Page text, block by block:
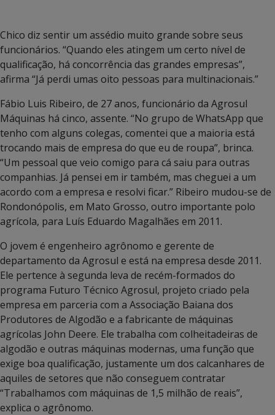
Chico diz sentir um assédio muito grande sobre seus
funcionários. “Quando eles atingem um certo nível de
qualificação, há concorrência das grandes empresas”,
afirma “Já perdi umas oito pessoas para multinacionais.”
Fábio Luis Ribeiro, de 27 anos, funcionário da Agrosul
Máquinas há cinco, assente. “No grupo de WhatsApp que
tenho com alguns colegas, comentei que a maioria está
trocando mais de empresa do que eu de roupa”, brinca.
“Um pessoal que veio comigo para cá saiu para outras
companhias. Já pensei em ir também, mas cheguei a um
acordo com a empresa e resolvi ficar.” Ribeiro mudou-se de
Rondonópolis, em Mato Grosso, outro importante polo
agrícola, para Luís Eduardo Magalhães em 2011.
O jovem é engenheiro agrônomo e gerente de
departamento da Agrosul e está na empresa desde 2011.
Ele pertence à segunda leva de recém-formados do
programa Futuro Técnico Agrosul, projeto criado pela
empresa em parceria com a Associação Baiana dos
Produtores de Algodão e a fabricante de máquinas
agrícolas John Deere. Ele trabalha com colheitadeiras de
algodão e outras máquinas modernas, uma função que
exige boa qualificação, justamente um dos calcanhares de
aquiles de setores que não conseguem contratar
“Trabalhamos com máquinas de 1,5 milhão de reais”,
explica o agrônomo.